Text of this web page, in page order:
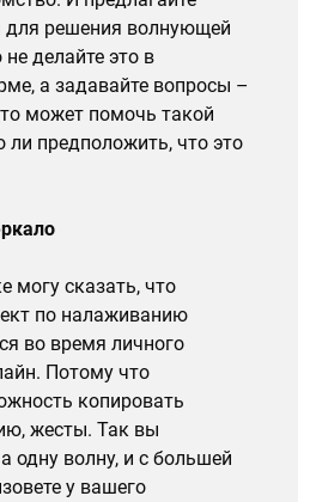
решения волнующей
делайте это в
а задавайте вопросы –
может помочь такой
ли предположить, что это
могу сказать, что
по налаживанию
во время личного
Потому что
копировать
жесты. Так вы
одну волну, и с большей
у вашего